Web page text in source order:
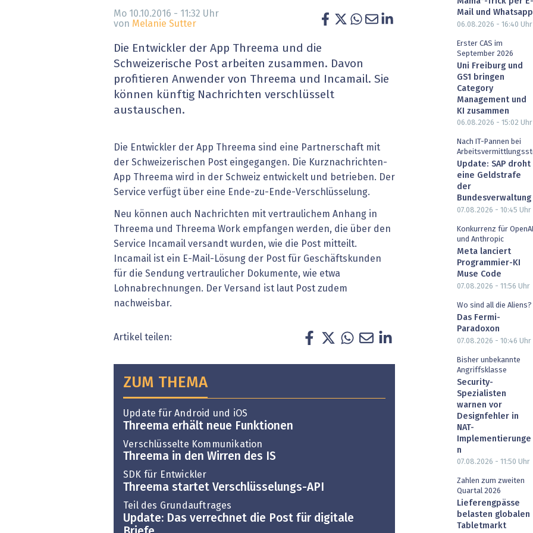
» alle News Gesundheit wird digital
Blockchain
EU-DSGVO
XaaS, Managed Services & Co.
» alle Dossiers
IT for Health
Artificial Intelligence
Finance 2030
Fintech & Insurtech
Professional AV & Digital Signage
» alle Specials
Mo 10.10.2016 - 11:32 Uhr
von Melanie Sutter
Die Entwickler der App Threema und die
Schweizerische Post arbeiten zusammen. Davon
profitieren Anwender von Threema und Incamail. Sie
können künftig Nachrichten verschlüsselt
austauschen.
Die Entwickler der App Threema sind eine Partnerschaft mit
der Schweizerischen Post eingegangen. Die Kurznachrichten-
App Threema wird in der Schweiz entwickelt und betrieben. Der
Service verfügt über eine Ende-zu-Ende-Verschlüsselung.
Neu können auch Nachrichten mit vertraulichem Anhang in
Threema und Threema Work empfangen werden, die über den
Service Incamail versandt wurden, wie die Post mitteilt.
Incamail ist ein E-Mail-Lösung der Post für Geschäftskunden
für die Sendung vertraulicher Dokumente, wie etwa
Lohnabrechnungen. Der Versand ist laut Post zudem
nachweisbar.
Artikel teilen:
ZUM THEMA
Update für Android und iOS
Threema erhält neue Funktionen
Verschlüsselte Kommunikation
Threema in den Wirren des IS
SDK für Entwickler
Threema startet Verschlüsselungs-API
Teil des Grundauftrages
Update: Das verrechnet die Post für digitale
Mail und Whatsapp
06.08.2026 - 16:40 Uhr
Erster CAS im
September 2026
Uni Freiburg und
GS1 bringen
Category
Management und
KI zusammen
06.08.2026 - 15:02 Uhr
Nach IT-Pannen bei
Update: SAP droht
eine Geldstrafe
der
Bundesverwaltung
07.08.2026 - 10:45 Uhr
Konkurrenz für OpenAI
und Anthropic
Meta lanciert
Programmier-KI
Muse Code
07.08.2026 - 11:56 Uhr
Wo sind all die Aliens?
Das Fermi-
Paradoxon
07.08.2026 - 10:46 Uhr
Bisher unbekannte
Angriffsklasse
Security-
Spezialisten
warnen vor
Designfehler in
NAT-
Implementierunge
n
07.08.2026 - 11:50 Uhr
Zahlen zum zweiten
Quartal 2026
Lieferengpässe
belasten globalen
Tabletmarkt